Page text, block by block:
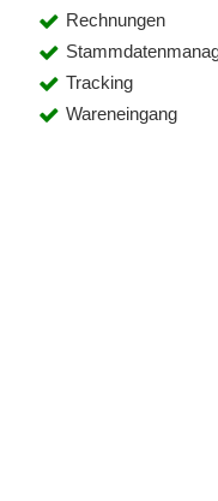
Rechnungen
Tracking
Wareneingang